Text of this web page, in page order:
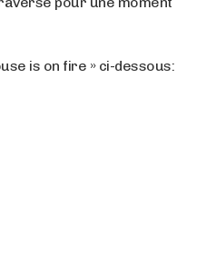
is on fire » ci-dessous: